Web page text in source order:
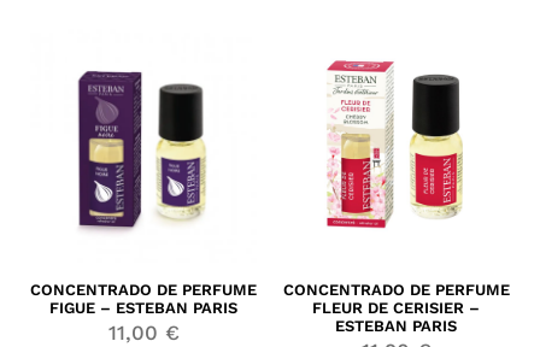
CONCENTRADO DE PERFUME
FIGUE – ESTEBAN PARIS
11,00 €
CONCENTRADO DE PERFUME
FLEUR DE CERISIER –
ESTEBAN PARIS